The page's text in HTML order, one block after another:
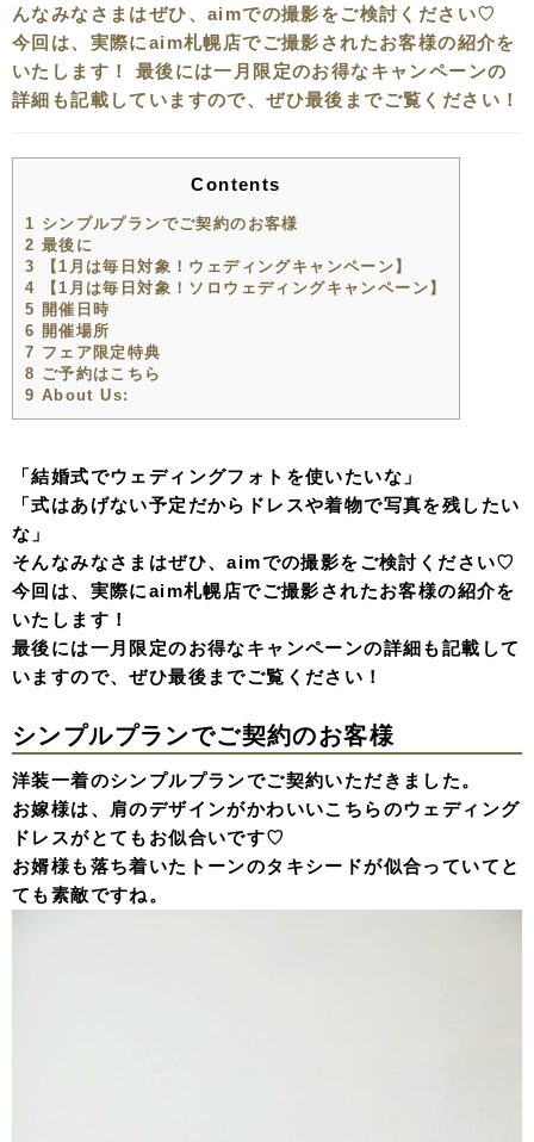
んなみなさまはぜひ、aimでの撮影をご検討ください♡
今回は、実際にaim札幌店でご撮影されたお客様の紹介を
いたします！ 最後には一月限定のお得なキャンペーンの
詳細も記載していますので、ぜひ最後までご覧ください！
Contents
1 シンプルプランでご契約のお客様
2 最後に
3 【1月は毎日対象！ウェディングキャンペーン】
4 【1月は毎日対象！ソロウェディングキャンペーン】
5 開催日時
6 開催場所
7 フェア限定特典
8 ご予約はこちら
9 About Us:
「結婚式でウェディングフォトを使いたいな」
「式はあげない予定だからドレスや着物で写真を残したい
な」
そんなみなさまはぜひ、aimでの撮影をご検討ください♡
今回は、実際にaim札幌店でご撮影されたお客様の紹介を
いたします！
最後には一月限定のお得なキャンペーンの詳細も記載して
いますので、ぜひ最後までご覧ください！
シンプルプランでご契約のお客様
洋装一着のシンプルプランでご契約いただきました。
お嫁様は、肩のデザインがかわいいこちらのウェディング
ドレスがとてもお似合いです♡
お婿様も落ち着いたトーンのタキシードが似合っていてと
ても素敵ですね。